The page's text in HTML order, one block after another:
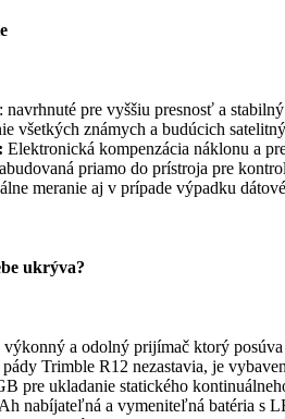
: navrhnuté pre vyššiu presnosť a
všetkých známych a budúcich
Elektronická kompenzácia náklonu a
priamo do prístroja pre
meranie aj v prípade výpadku
ukrýva?
a odolný prijímač ktorý
Trimble R12 nezastavia, je
pre ukladanie statického
nabíjateľná a vymeniteľná batéria s